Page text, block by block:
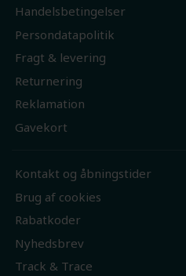
Handelsbetingelser
Persondatapolitik
Fragt & levering
Returnering
Reklamation
Gavekort
Kontakt og åbningstider
Brug af cookies
Rabatkoder
Nyhedsbrev
Track & Trace